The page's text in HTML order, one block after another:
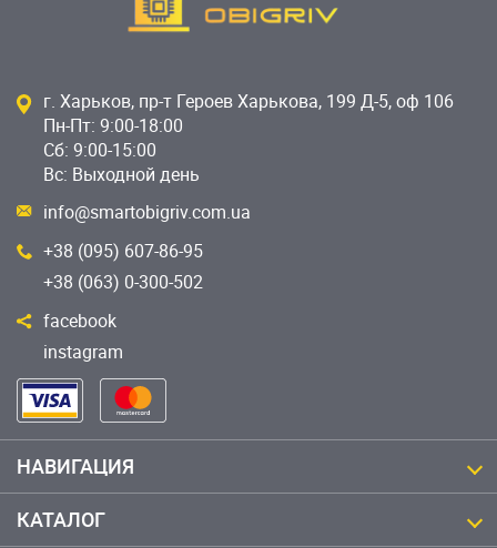
г. Харьков, пр-т Героев Харькова, 199 Д-5, оф 106
Пн-Пт: 9:00-18:00
Сб: 9:00-15:00
Вс: Выходной день
info@smartobigriv.com.ua
+38 (095) 607-86-95
+38 (063) 0-300-502
facebook
instagram
НАВИГАЦИЯ
КАТАЛОГ